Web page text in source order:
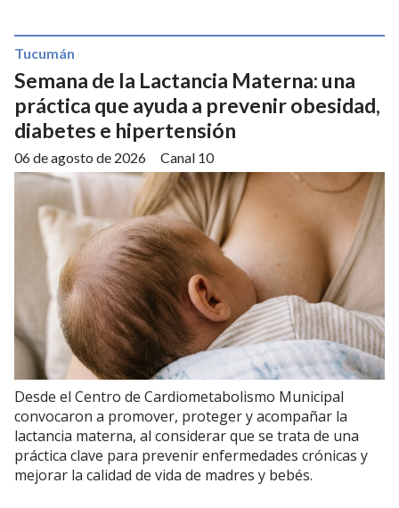
Semana de la Lactancia Materna: una
práctica que ayuda a prevenir obesidad,
diabetes e hipertensión
Canal 10
Tucumán
06 de agosto de 2026
Desde el Centro de Cardiometabolismo Municipal
convocaron a promover, proteger y acompañar la
lactancia materna, al considerar que se trata de una
práctica clave para prevenir enfermedades crónicas y
mejorar la calidad de vida de madres y bebés.